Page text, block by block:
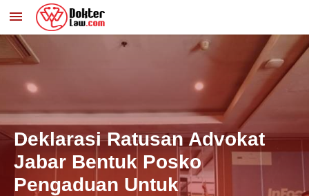

Deklarasi Ratusan Advokat
Jabar Bentuk Posko
Pengaduan Untuk